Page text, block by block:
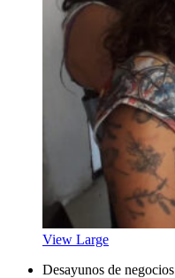
View Large
Desayunos de negocios